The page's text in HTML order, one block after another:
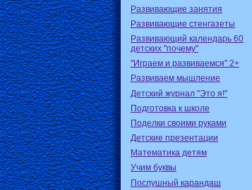
Развивающие занятия
Развивающие стенгазеты
Развивающий календарь 60
детских "почему"
"Играем и развиваемся" 2+
Развиваем мышление
Детский журнал "Это я!"
Подготовка к школе
Поделки своими руками
Детские презентации
Математика детям
Учим буквы
Послушный карандаш